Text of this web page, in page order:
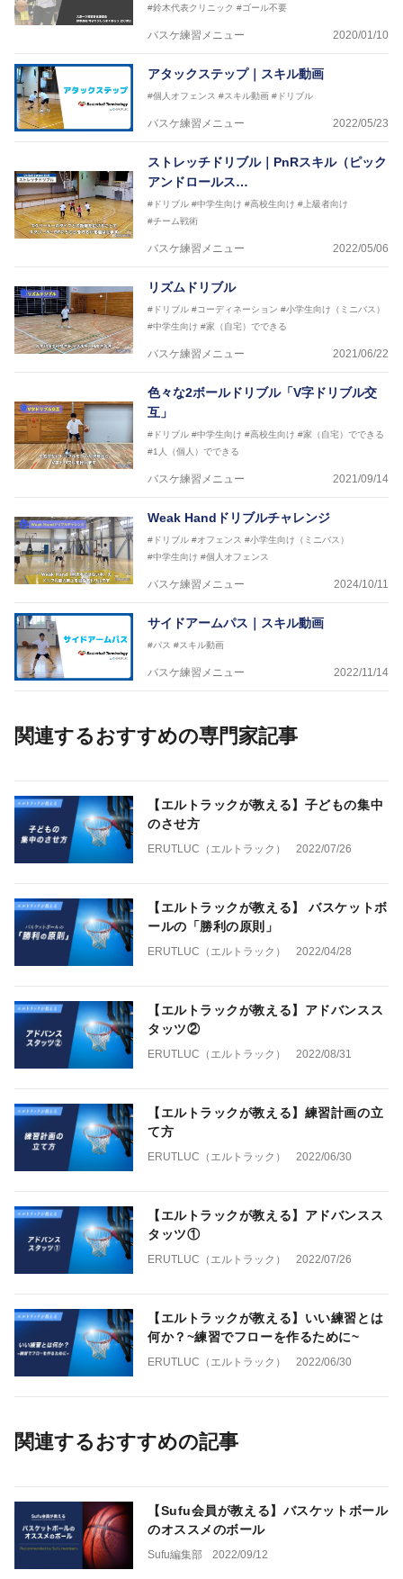
#鈴木代表クリニック #ゴール不要
バスケ練習メニュー 2020/01/10
アタックステップ｜スキル動画
#個人オフェンス #スキル動画 #ドリブル
バスケ練習メニュー 2022/05/23
ストレッチドリブル｜PnRスキル（ピック
アンドロールス…
#ドリブル #中学生向け #高校生向け #上級者向け
#チーム戦術
バスケ練習メニュー 2022/05/06
リズムドリブル
#ドリブル #コーディネーション #小学生向け（ミニバス）
#中学生向け #家（自宅）でできる
バスケ練習メニュー 2021/06/22
色々な2ボールドリブル「V字ドリブル交
互」
#ドリブル #中学生向け #高校生向け #家（自宅）でできる
#1人（個人）でできる
バスケ練習メニュー 2021/09/14
Weak Handドリブルチャレンジ
#ドリブル #オフェンス #小学生向け（ミニバス）
#中学生向け #個人オフェンス
バスケ練習メニュー 2024/10/11
サイドアームパス｜スキル動画
#パス #スキル動画
バスケ練習メニュー 2022/11/14
関連するおすすめの専門家記事
【エルトラックが教える】子どもの集中
のさせ方
ERUTLUC（エルトラック） 2022/07/26
【エルトラックが教える】 バスケットボ
ールの「勝利の原則」
ERUTLUC（エルトラック） 2022/04/28
【エルトラックが教える】アドバンスス
タッツ②
ERUTLUC（エルトラック） 2022/08/31
【エルトラックが教える】練習計画の立
て方
ERUTLUC（エルトラック） 2022/06/30
【エルトラックが教える】アドバンスス
タッツ①
ERUTLUC（エルトラック） 2022/07/26
【エルトラックが教える】いい練習とは
何か？~練習でフローを作るために~
ERUTLUC（エルトラック） 2022/06/30
関連するおすすめの記事
【Sufu会員が教える】バスケットボール
のオススメのボール
Sufu編集部 2022/09/12